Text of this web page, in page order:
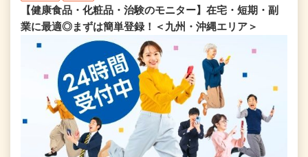
【健康食品・化粧品・治験のモニター】在宅・短期・副
業に最適◎まずは簡単登録！＜九州・沖縄エリア＞